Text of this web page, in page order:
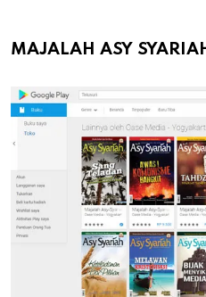
MAJALAH ASY